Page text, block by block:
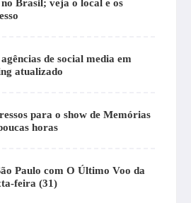
de social media em
atualizado
para o show de Memórias
horas
Paulo com O Último Voo da
feira (31)